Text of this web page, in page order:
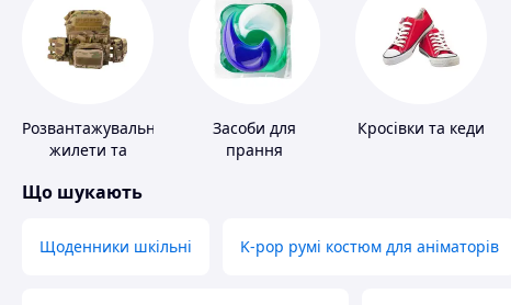
Розвантажувальні
жилети та
плит
Засоби для
прання
Кросівки та кеди
Що шукають
Щоденники шкільні K-pop румі костюм для аніматорів